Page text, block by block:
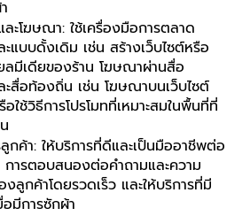
ะโฆษณา: ใช้เครื่องมือการตลาด
แบบดั้งเดิม เช่น สร้างเว็บไซต์หรือ
ลมีเดียของร้าน โฆษณาผ่านสื่อ
ะสื่อท้องถิ่น เช่น โฆษณาบนเว็บไซต์
ใช้วิธีการโปรโมทที่เหมาะสมในพื้นที่ที่
กค้า: ให้บริการที่ดีและเป็นมืออาชีพต่อ
การตอบสนองต่อคำถามและความ
ลูกค้าโดยรวดเร็ว และให้บริการที่มี
มีการซักผ้า